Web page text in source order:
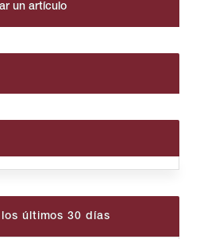
un artículo
últimos 30 días